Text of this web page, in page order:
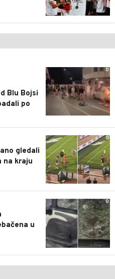
0
Blu Bojsi
po
0
gledali
na kraju
0
u